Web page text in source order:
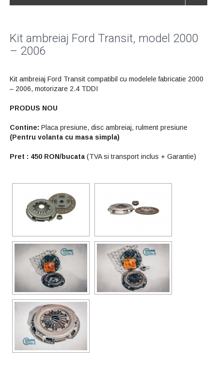
Kit ambreiaj Ford Transit, model 2000
– 2006
Kit ambreiaj Ford Transit compatibil cu modelele fabricatie 2000
– 2006, motorizare 2.4 TDDI
PRODUS NOU
Contine: Placa presiune, disc ambreiaj, rulment presiune
(Pentru volanta cu masa simpla)
Pret : 450 RON/bucata (TVA si transport inclus + Garantie)